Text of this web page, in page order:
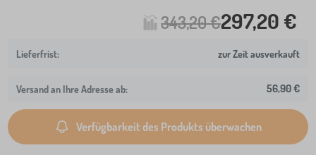
343,20 €297,20 €
zur Zeit ausverkauft
Versand an Ihre Adresse ab: 56,90 €
Verfügbarkeit des Produkts überwachen